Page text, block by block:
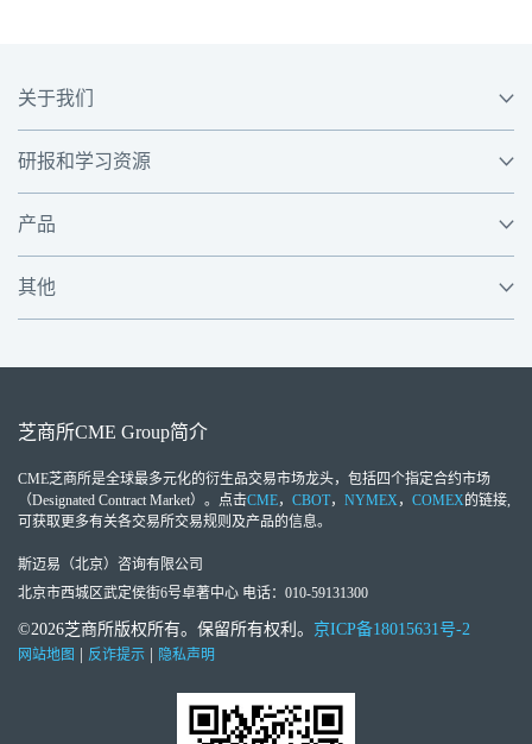
关于我们
研报和学习资源
产品
其他
芝商所CME Group简介
CME芝商所是全球最多元化的衍生品交易市场龙头，包括四个指定合约市场
（Designated Contract Market）。点击CME， CBOT， NYMEX， COMEX的链接,
可获取更多有关各交易所交易规则及产品的信息。
斯迈易（北京）咨询有限公司
北京市西城区武定侯街6号卓著中心 电话：010-59131300
©2026芝商所版权所有。保留所有权利。 京ICP备18015631号-2
网站地图 反诈提示 隐私声明